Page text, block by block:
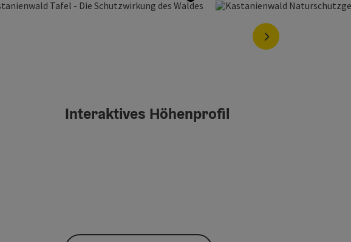
öffnen Copyright öffnen
nächstes Element
Interaktives Höhenprofil